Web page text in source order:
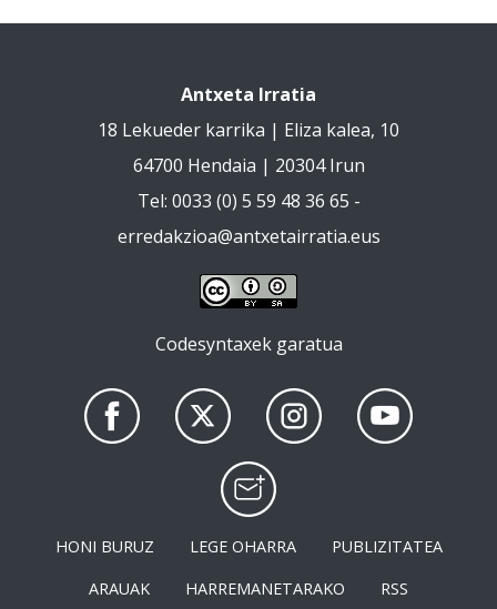
Antxeta Irratia
18 Lekueder karrika | Eliza kalea, 10
64700 Hendaia | 20304 Irun
Tel: 0033 (0) 5 59 48 36 65 -
erredakzioa@antxetairratia.eus
Codesyntaxek garatua
HONI BURUZ LEGE OHARRA
PUBLIZITATEA
ARAUAK
HARREMANETARAKO RSS